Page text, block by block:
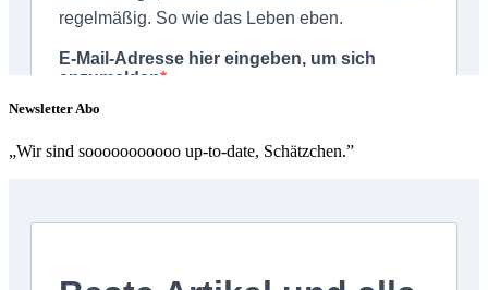
Newsletter Abo
„Wir sind sooooooooooo up-to-date, Schätzchen.”